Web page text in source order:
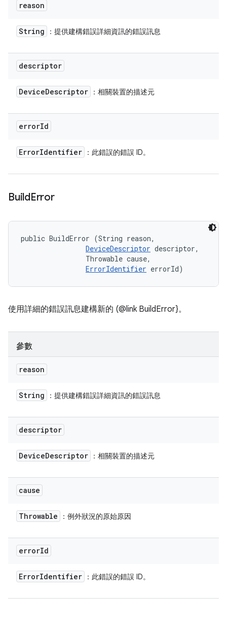
reason
String ：提供建構錯誤詳細資訊的錯誤訊息
descriptor
DeviceDescriptor ：相關裝置的描述元
errorId
ErrorIdentifier ：此錯誤的錯誤 ID。
BuildError
public BuildError (String reason,
DeviceDescriptor descriptor,
                Throwable cause,
ErrorIdentifier errorId)
使用詳細的錯誤訊息建構新的 (@link BuildError}。
參數
reason
String ：提供建構錯誤詳細資訊的錯誤訊息
descriptor
DeviceDescriptor ：相關裝置的描述元
cause
Throwable ：例外狀況的原始原因
errorId
ErrorIdentifier ：此錯誤的錯誤 ID。